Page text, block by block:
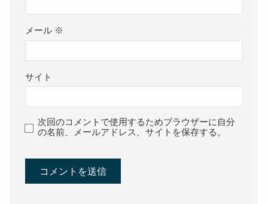
メール ※
サイト
次回のコメントで使用するためブラウザーに自分
の名前、メールアドレス、サイトを保存する。